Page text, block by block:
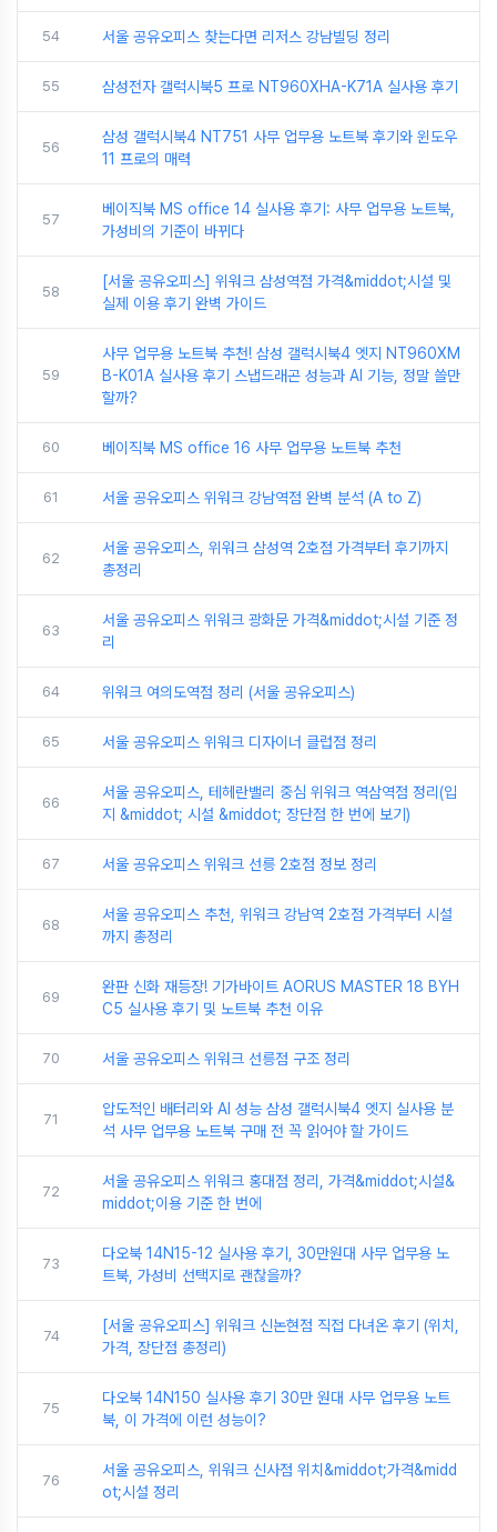
54 서울 공유오피스 찾는다면 리저스 강남빌딩 정리
55 삼성전자 갤럭시북5 프로 NT960XHA-K71A 실사용 후기
56
삼성 갤럭시북4 NT751 사무 업무용 노트북 후기와 윈도우
11 프로의 매력
57
베이직북 MS office 14 실사용 후기: 사무 업무용 노트북,
가성비의 기준이 바뀌다
58
[서울 공유오피스] 위워크 삼성역점 가격&middot;시설 및
실제 이용 후기 완벽 가이드
59
사무 업무용 노트북 추천! 삼성 갤럭시북4 엣지 NT960XM
B-K01A 실사용 후기 스냅드래곤 성능과 AI 기능, 정말 쓸만
할까?
60 베이직북 MS office 16 사무 업무용 노트북 추천
61 서울 공유오피스 위워크 강남역점 완벽 분석 (A to Z)
62
서울 공유오피스, 위워크 삼성역 2호점 가격부터 후기까지
총정리
63
서울 공유오피스 위워크 광화문 가격&middot;시설 기준 정
리
64 위워크 여의도역점 정리 (서울 공유오피스)
65 서울 공유오피스 위워크 디자이너 클럽점 정리
66
서울 공유오피스, 테헤란밸리 중심 위워크 역삼역점 정리(입
지 &middot; 시설 &middot; 장단점 한 번에 보기)
67 서울 공유오피스 위워크 선릉 2호점 정보 정리
68
서울 공유오피스 추천, 위워크 강남역 2호점 가격부터 시설
까지 총정리
69
완판 신화 재등장! 기가바이트 AORUS MASTER 18 BYH
C5 실사용 후기 및 노트북 추천 이유
70 서울 공유오피스 위워크 선릉점 구조 정리
71
압도적인 배터리와 AI 성능 삼성 갤럭시북4 엣지 실사용 분
석 사무 업무용 노트북 구매 전 꼭 읽어야 할 가이드
72
서울 공유오피스 위워크 홍대점 정리, 가격&middot;시설&
middot;이용 기준 한 번에
73
다오북 14N15-12 실사용 후기, 30만원대 사무 업무용 노
트북, 가성비 선택지로 괜찮을까?
74
[서울 공유오피스] 위워크 신논현점 직접 다녀온 후기 (위치,
가격, 장단점 총정리)
75
다오북 14N150 실사용 후기 30만 원대 사무 업무용 노트
북, 이 가격에 이런 성능이?
76
서울 공유오피스, 위워크 신사점 위치&middot;가격&midd
ot;시설 정리